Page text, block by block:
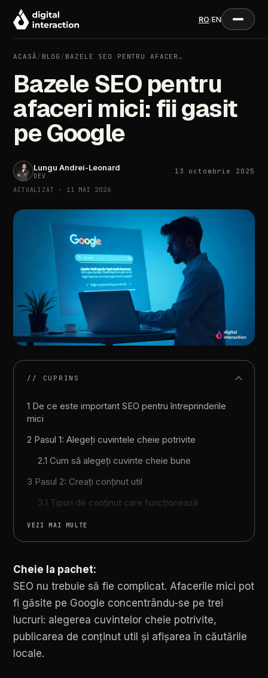
RO/EN
ACASĂ / BLOG / BAZELE SEO PENTRU AFACER…
Bazele SEO pentru
afaceri mici: fii gasit
pe Google
Lungu Andrei-Leonard
DEV
13 octombrie 2025
ACTUALIZAT · 11 MAI 2026
// CUPRINS
1 De ce este important SEO pentru întreprinderile
mici
2 Pasul 1: Alegeți cuvintele cheie potrivite
2.1 Cum să alegeți cuvinte cheie bune
3 Pasul 2: Creați conținut util
3.1 Tipuri de conținut care funcționează
VEZI MAI MULTE
Cheie la pachet:
SEO nu trebuie să fie complicat. Afacerile mici pot
fi găsite pe Google concentrându-se pe trei
lucruri: alegerea cuvintelor cheie potrivite,
publicarea de conținut util și afișarea în căutările
locale.